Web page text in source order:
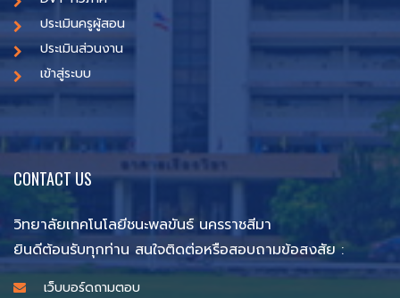
ประเมินครูผู้สอน
ประเมินส่วนงาน
เข้าสู่ระบบ
CONTACT US
วิทยาลัยเทคโนโลยีชนะพลขันธ์ นครราชสีมา
ยินดีต้อนรับทุกท่าน สนใจติดต่อหรือสอบถามข้อสงสัย :
เว็บบอร์ดถามตอบ